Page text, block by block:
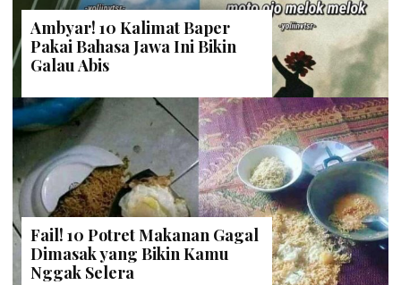
Ambyar! 10 Kalimat Baper
Pakai Bahasa Jawa Ini Bikin
Galau Abis
Fail! 10 Potret Makanan Gagal
Dimasak yang Bikin Kamu
Nggak Selera